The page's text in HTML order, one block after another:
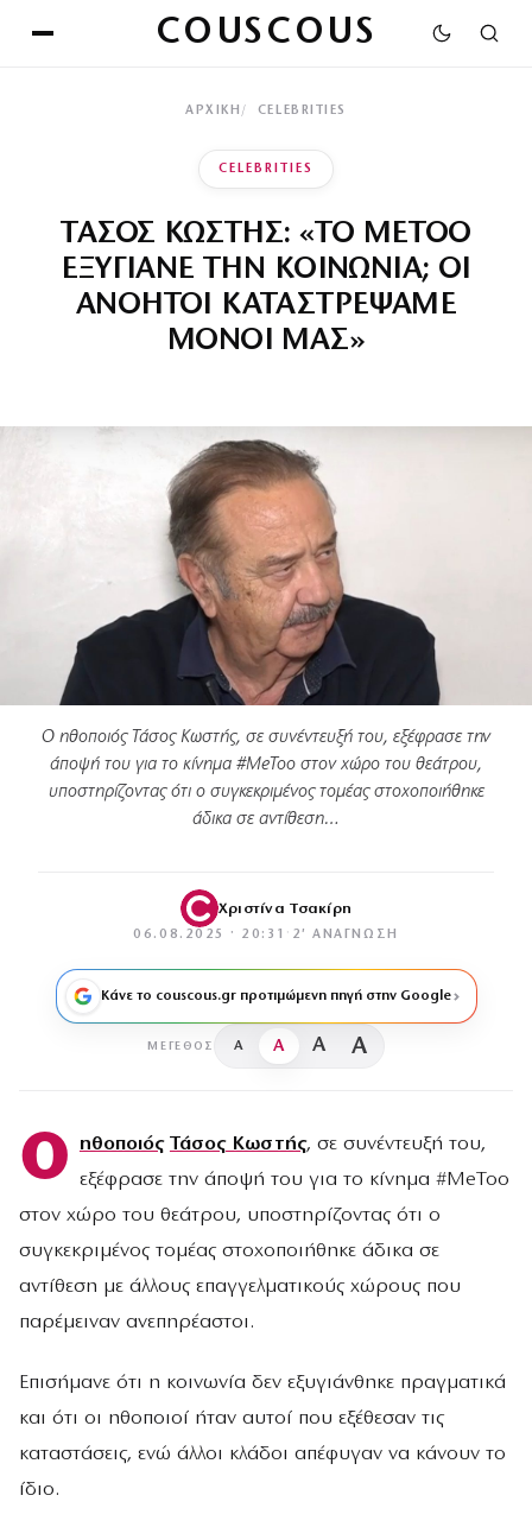
COUSCOUS
ΑΡΧΙΚΉ CELEBRITIES
CELEBRITIES
ΤΑΣΟΣ ΚΩΣΤΗΣ: «ΤΟ METOO
ΕΞΥΓΙΑΝΕ ΤΗΝ ΚΟΙΝΩΝΙΑ; ΟΙ
ΑΝΟΗΤΟΙ ΚΑΤΑΣΤΡΕΨΑΜΕ
ΜΟΝΟΙ ΜΑΣ»
Ο ηθοποιός Τάσος Κωστής, σε συνέντευξή του, εξέφρασε την
άποψή του για το κίνημα #MeToo στον χώρο του θεάτρου,
υποστηρίζοντας ότι ο συγκεκριμένος τομέας στοχοποιήθηκε
άδικα σε αντίθεση…
Χριστίνα Τσακίρη
06.08.2025 · 20:31 · 2′ ΑΝΆΓΝΩΣΗ
Κάνε το couscous.gr προτιμώμενη πηγή στην Google
ΜΈΓΕΘΟΣ A A A A
Ο ηθοποιός Τάσος Κωστής, σε συνέντευξή του,
εξέφρασε την άποψή του για το κίνημα #MeToo
στον χώρο του θεάτρου, υποστηρίζοντας ότι ο
συγκεκριμένος τομέας στοχοποιήθηκε άδικα σε
αντίθεση με άλλους επαγγελματικούς χώρους που
παρέμειναν ανεπηρέαστοι.
Επισήμανε ότι η κοινωνία δεν εξυγιάνθηκε πραγματικά
και ότι οι ηθοποιοί ήταν αυτοί που εξέθεσαν τις
καταστάσεις, ενώ άλλοι κλάδοι απέφυγαν να κάνουν το
ίδιο.